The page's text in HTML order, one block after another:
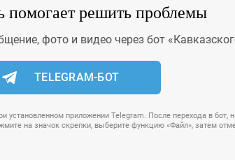
помогает решить проблемы
фото и видео через бот
TELEGRAM-БОТ
установленном приложении Telegram. После перехода в
на значок скрепки, выберите функцию «Файл», затем